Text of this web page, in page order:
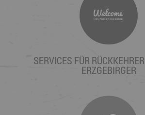
SERVICES FÜR
ERZGEBIRGER